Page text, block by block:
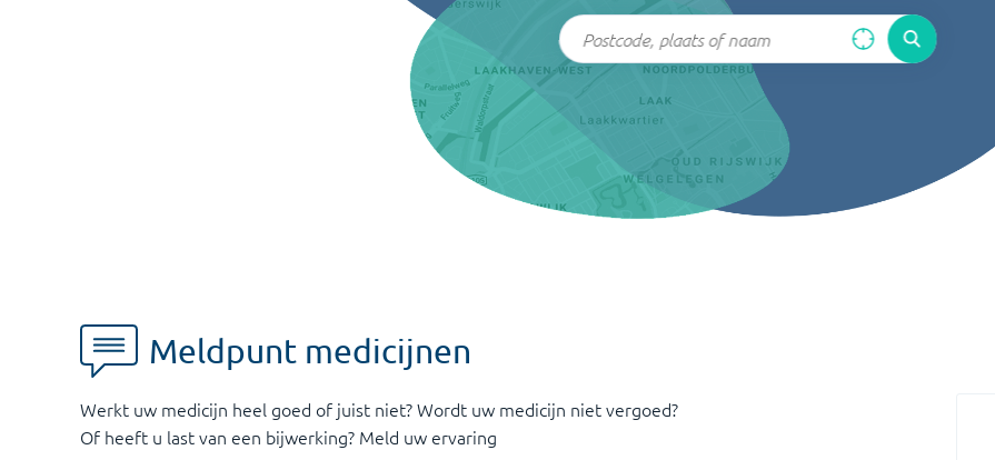
Meldpunt medicijnen
Werkt uw medicijn heel goed of juist niet? Wordt uw medicijn niet vergoed?
Of heeft u last van een bijwerking? Meld uw ervaring